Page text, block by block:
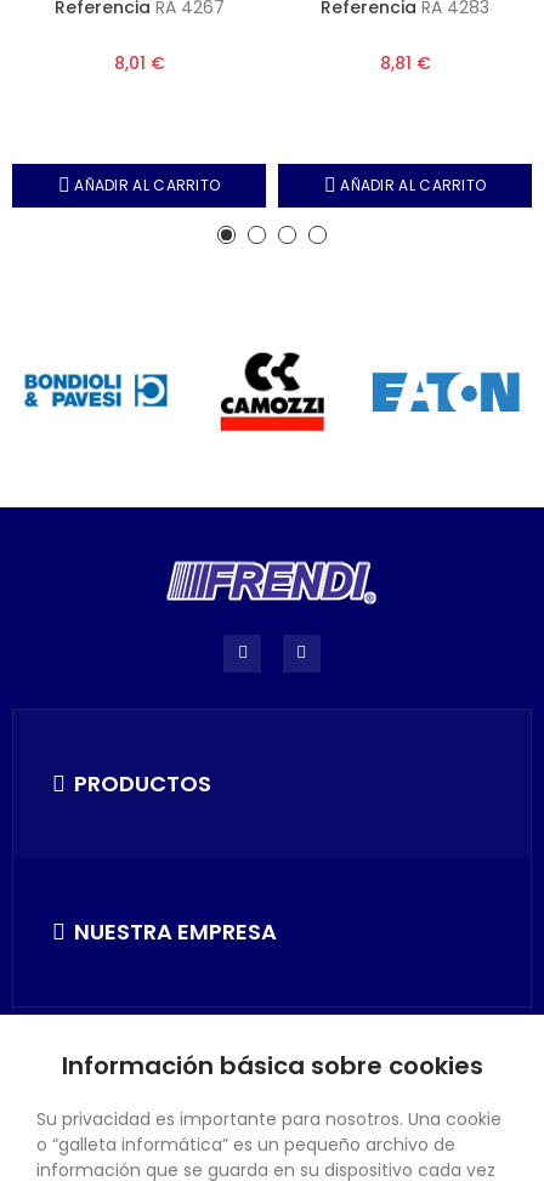
Referencia RA 4267
8,01 €
AÑADIR AL CARRITO
Referencia RA 4283
8,81 €
AÑADIR AL CARRITO
PRODUCTOS
NUESTRA EMPRESA
SU CUENTA
Información básica sobre cookies
Su privacidad es importante para nosotros. Una cookie
o “galleta informática” es un pequeño archivo de
información que se guarda en su dispositivo cada vez